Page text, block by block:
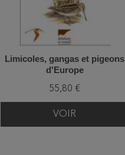
Limicoles, gangas et pigeons
d'Europe
55,80 €
VOIR